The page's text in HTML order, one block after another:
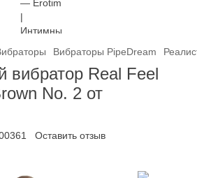
Вибраторы PipeDream
вибратор Real Feel
No. 2 от
Оставить отзыв